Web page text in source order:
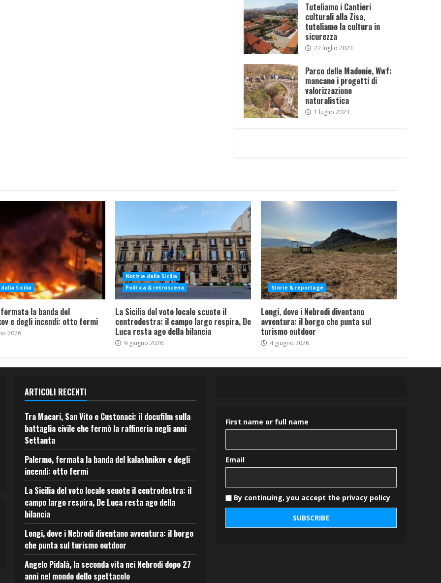
Tuteliamo i Cantieri
culturali alla Zisa,
tuteliamo la cultura in
sicurezza
22 luglio 2023
Parco delle Madonie, Wwf:
mancano i progetti di
valorizzazione
naturalistica
1 luglio 2023
Sicilia
la banda del
e degli incendi: otto fermi
2026
Notizie dalla Sicilia
Politica & retroscena
La Sicilia del voto locale scuote il
centrodestra: il campo largo respira, De
Luca resta ago della bilancia
9 giugno 2026
Storie & reportage
Longi, dove i Nebrodi diventano
avventura: il borgo che punta sul
turismo outdoor
4 giugno 2026
ARTICOLI RECENTI
Tra Macari, San Vito e Custonaci: il docufilm sulla
battaglia civile che fermò la raffineria negli anni
Settanta
Palermo, fermata la banda del kalashnikov e degli
incendi: otto fermi
La Sicilia del voto locale scuote il centrodestra: il
campo largo respira, De Luca resta ago della
bilancia
Longi, dove i Nebrodi diventano avventura: il borgo
che punta sul turismo outdoor
Angelo Pidalà, la seconda vita nei Nebrodi dopo 27
anni nel mondo dello spettacolo
First name or full name
Email
By continuing, you accept the privacy policy